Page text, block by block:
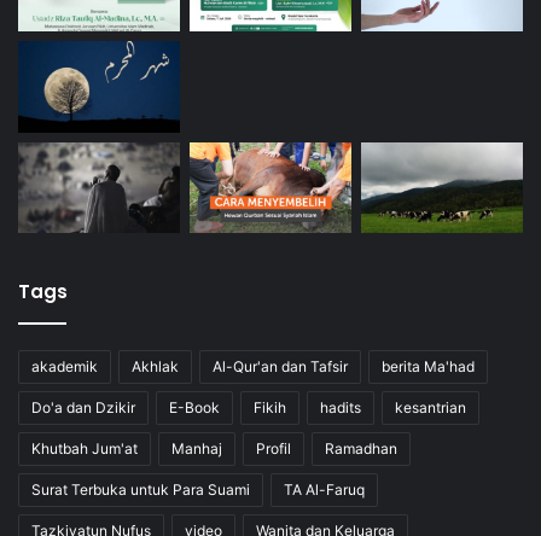
Tags
akademik Akhlak Al-Qur'an dan Tafsir berita Ma'had
Do'a dan Dzikir E-Book Fikih hadits kesantrian
Khutbah Jum'at Manhaj Profil Ramadhan
Surat Terbuka untuk Para Suami TA Al-Faruq
Tazkiyatun Nufus video Wanita dan Keluarga